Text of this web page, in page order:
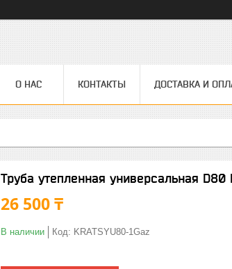
О НАС КОНТАКТЫ ДОСТАВКА И
Труба утепленная универсальная D80
26 500 ₸
В наличии Код: KRATSYU80-1Gaz